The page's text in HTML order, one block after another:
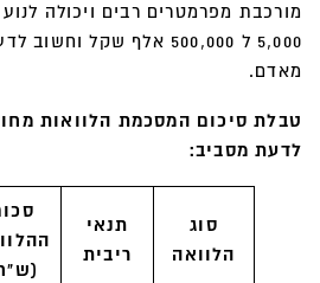
מורכבת מפרמטרים רבים ויכולה
5,000 ל 500,000 אלף שקל
מאדם.
טבלת סיכום המסכמת הלוואות
לדעת מסביב:
סוג
הלוואה
תנאי
ריבית